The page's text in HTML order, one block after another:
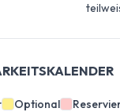
Optional